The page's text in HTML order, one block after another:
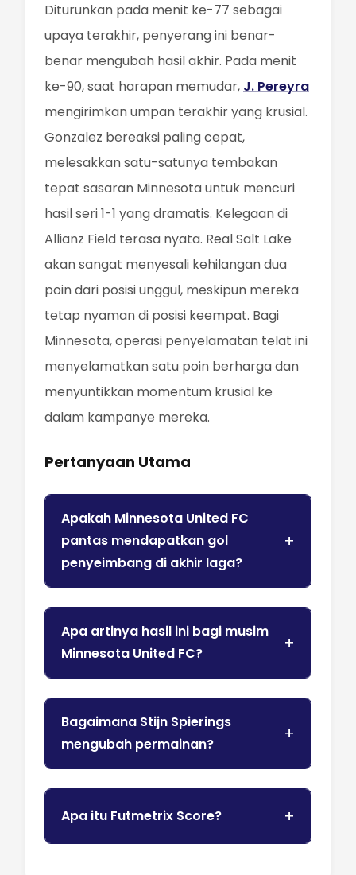
Diturunkan pada menit ke-77 sebagai
upaya terakhir, penyerang ini benar-
benar mengubah hasil akhir. Pada menit
ke-90, saat harapan memudar, J. Pereyra
mengirimkan umpan terakhir yang krusial.
Gonzalez bereaksi paling cepat,
melesakkan satu-satunya tembakan
tepat sasaran Minnesota untuk mencuri
hasil seri 1-1 yang dramatis. Kelegaan di
Allianz Field terasa nyata. Real Salt Lake
akan sangat menyesali kehilangan dua
poin dari posisi unggul, meskipun mereka
tetap nyaman di posisi keempat. Bagi
Minnesota, operasi penyelamatan telat ini
menyelamatkan satu poin berharga dan
menyuntikkan momentum krusial ke
dalam kampanye mereka.
Pertanyaan Utama
Apakah Minnesota United FC
pantas mendapatkan gol
penyeimbang di akhir laga?
Apa artinya hasil ini bagi musim
Minnesota United FC?
Bagaimana Stijn Spierings
mengubah permainan?
Apa itu Futmetrix Score?